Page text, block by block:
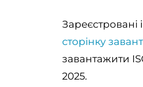
сторінку
завантажити
2025.